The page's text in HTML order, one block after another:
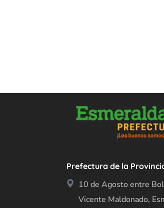
Prefectura de la
10 de Agosto entre
Vicente Maldonado,